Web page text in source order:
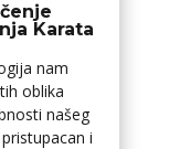
Karata
nam
oblika
našeg
i